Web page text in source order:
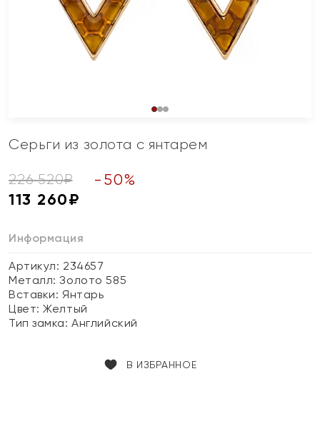
Серьги из золота с янтарем
226 520₽ - 50%
113 260₽
Информация
Артикул: 234657
Металл:Золото 585
Вставки:Янтарь
Цвет:Желтый
Тип замка:Английский
В ИЗБРАННОЕ